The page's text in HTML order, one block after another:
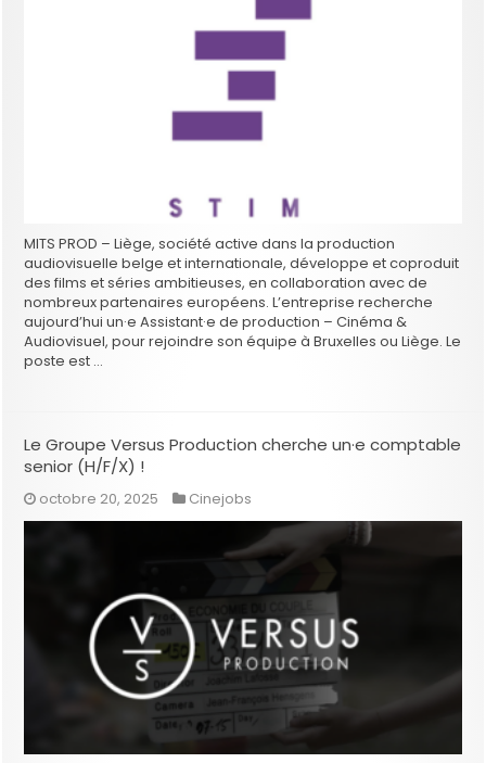
MITS PROD – Liège, société active dans la production
audiovisuelle belge et internationale, développe et coproduit
des films et séries ambitieuses, en collaboration avec de
nombreux partenaires européens. L’entreprise recherche
aujourd’hui un·e Assistant·e de production – Cinéma &
Audiovisuel, pour rejoindre son équipe à Bruxelles ou Liège. Le
poste est …
Le Groupe Versus Production cherche un·e comptable
senior (H/F/X) !
octobre 20, 2025 Cinejobs